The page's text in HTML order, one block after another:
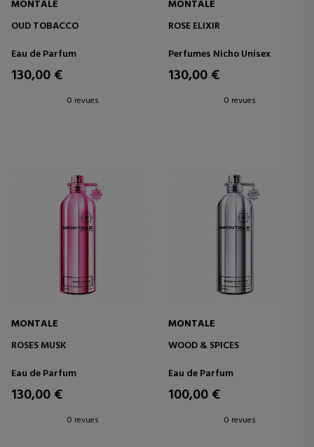
MONTALE
OUD TOBACCO
Eau de Parfum
130,00 €
0 revues
MONTALE
ROSE ELIXIR
Perfumes Nicho Unisex
130,00 €
0 revues
MONTALE
ROSES MUSK
Eau de Parfum
130,00 €
0 revues
MONTALE
WOOD & SPICES
Eau de Parfum
100,00 €
0 revues